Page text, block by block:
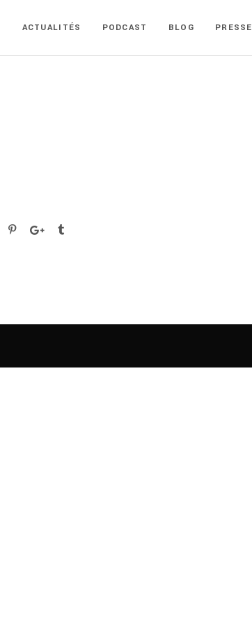
ACTUALITÉS PODCAST BLOG PRESSE